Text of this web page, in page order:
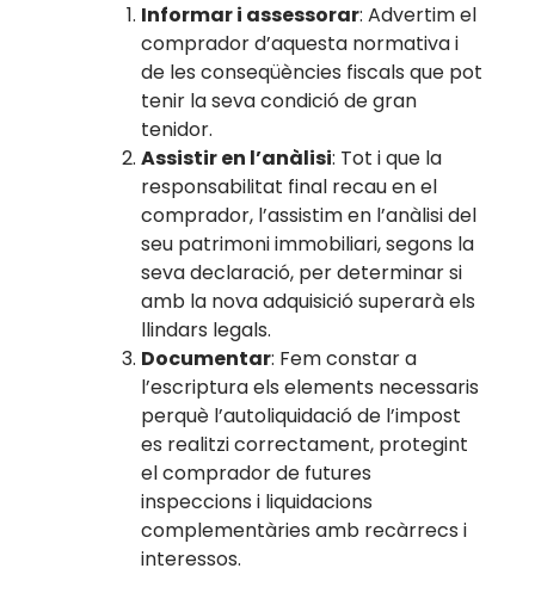
Informar i assessorar: Advertim el
comprador d’aquesta normativa i
de les conseqüències fiscals que pot
tenir la seva condició de gran
tenidor.
Assistir en l’anàlisi: Tot i que la
responsabilitat final recau en el
comprador, l’assistim en l’anàlisi del
seu patrimoni immobiliari, segons la
seva declaració, per determinar si
amb la nova adquisició superarà els
llindars legals.
Documentar: Fem constar a
l’escriptura els elements necessaris
perquè l’autoliquidació de l’impost
es realitzi correctament, protegint
el comprador de futures
inspeccions i liquidacions
complementàries amb recàrrecs i
interessos.